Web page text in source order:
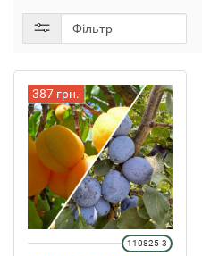
Фільтр
387 грн.
110825-3